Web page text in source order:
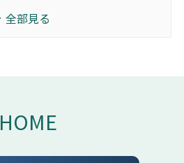
全部見る
HOME